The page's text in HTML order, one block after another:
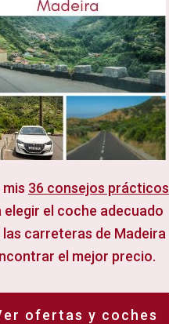
36 consejos prácticos
elegir el coche adecuado
las carreteras de Madeira
el mejor precio.
ofertas y coches